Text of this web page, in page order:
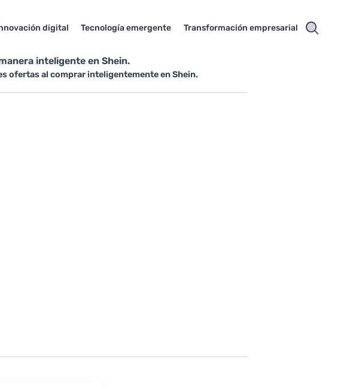
digital Tecnología emergente Transformación empresarial
inteligente en Shein.
ofertas al comprar inteligentemente en Shein.